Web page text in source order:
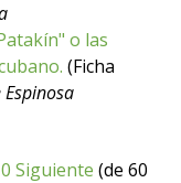
o las
(Ficha
Siguiente (de 60